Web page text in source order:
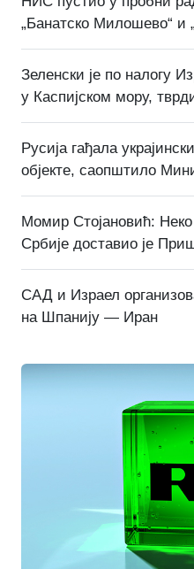
„Банатско Милошево“ и
Зеленски је по налогу
у Каспијском мору,
Русија гађала
објекте, саопштило
Момир Стојановић:
Србије доставио је
САД и Израел
на Шпанију — Иран